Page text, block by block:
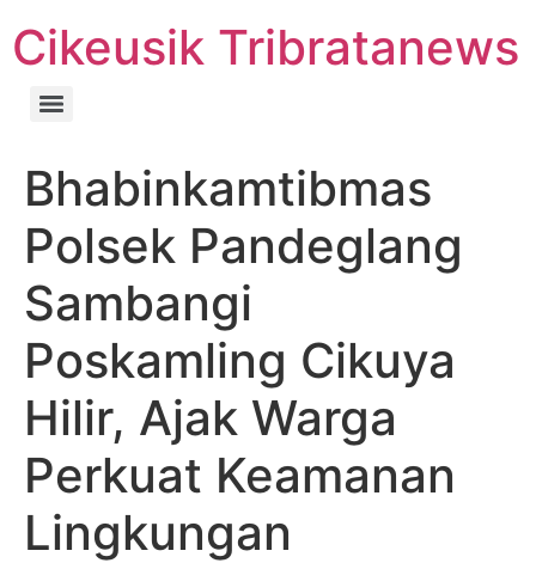
Cikeusik Tribratanews
Bhabinkamtibmas
Polsek Pandeglang
Sambangi
Poskamling Cikuya
Hilir, Ajak Warga
Perkuat Keamanan
Lingkungan